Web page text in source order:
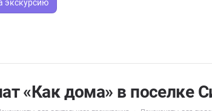
экскурсию
«Как дома» в поселке